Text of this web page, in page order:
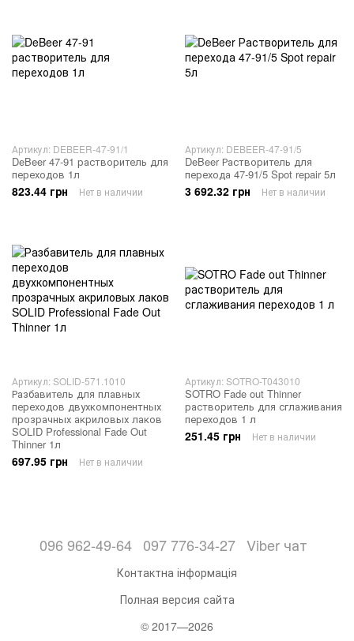
Артикул: DEBEER-47-91/1
DeBeer 47-91 растворитель для
переходов 1л
823.44 грн Нет в наличии
Артикул: DEBEER-47-91/5
DeBeer Растворитель для
перехода 47-91/5 Spot repair 5л
3 692.32 грн Нет в наличии
Артикул: SOLID-571.1010
Разбавитель для плавных
переходов двухкомпонентных
прозрачных акриловых лаков
SOLID Professional Fade Out
Thinner 1л
697.95 грн Нет в наличии
Артикул: SOTRO-T043010
SOTRO Fade out Thinner
растворитель для сглаживания
переходов 1 л
251.45 грн Нет в наличии
096 962-49-64 097 776-34-27 Viber чат
Контактна інформація
Полная версия сайта
© 2017—2026